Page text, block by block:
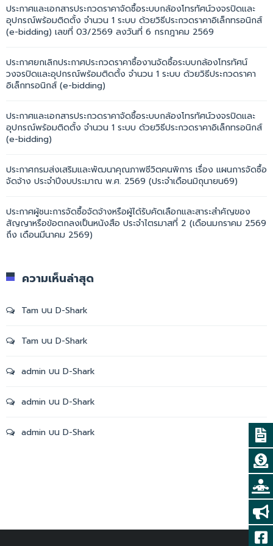
ประกาศและเอกสารประกวดราคาจัดซื้อระบบกล้องโทรทัศน์วงจรปิดและ
อุปกรณ์พร้อมติดตั้ง จำนวน 1 ระบบ ด้วยวิธีประกวดราคาอิเล็กทรอนิกส์
(e-bidding) เลขที่ 03/2569 ลงวันที่ 6 กรกฎาคม 2569
ประกาศยกเลิกประกาศประกวดราคาซื้องานจัดซื้อระบบกล้องโทรทัศน์
วงจรปิดและอุปกรณ์พร้อมติดตั้ง จำนวน 1 ระบบ ด้วยวิธีประกวดราคา
อิเล็กทรอนิกส์ (e-bidding)
ประกาศและเอกสารประกวดราคาจัดซื้อระบบกล้องโทรทัศน์วงจรปิดและ
อุปกรณ์พร้อมติดตั้ง จำนวน 1 ระบบ ด้วยวิธีประกวดราคาอิเล็กทรอนิกส์
(e-bidding)
ประกาศกรมส่งเสริมและพัฒนาคุณภาพชีวิตคนพิการ เรื่อง แผนการจัดซื้อ
จัดจ้าง ประจำปีงบประมาณ พ.ศ. 2569 (ประจำเดือนมิถุนายน69)
ประกาศผู้ชนะการจัดซื้อจัดจ้างหรือผู้ได้รับคัดเลือกและสาระสำคัญของ
สัญญาหรือข้อตกลงเป็นหนังสือ ประจำไตรมาสที่ 2 (เดือนมกราคม 2569
ถึง เดือนมีนาคม 2569)
ความเห็นล่าสุด
Tam บน D-Shark
Tam บน D-Shark
admin บน D-Shark
admin บน D-Shark
admin บน D-Shark